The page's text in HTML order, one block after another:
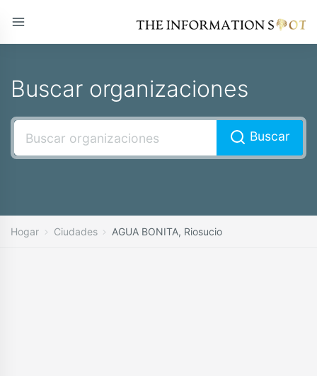
Buscar organizaciones
Buscar
Hogar Ciudades AGUA BONITA, Riosucio